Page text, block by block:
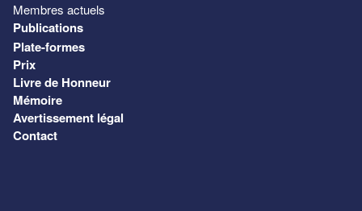
Membres actuels
Publications
Plate-formes
Prix
Livre de Honneur
Mémoire
Avertissement légal
Contact